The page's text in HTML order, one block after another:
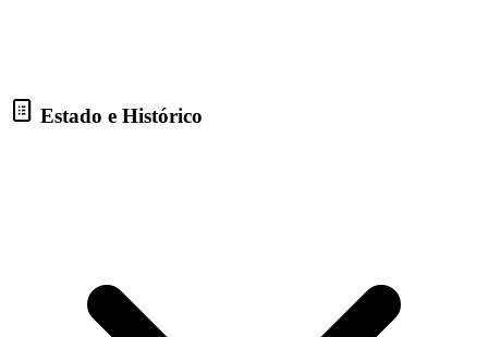
Estado e Histórico